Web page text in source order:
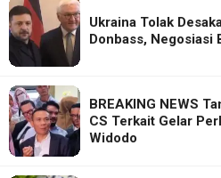
Ukraina Tolak
Donbass, Negosiasi
BREAKING NEWS
CS Terkait Gelar
Widodo